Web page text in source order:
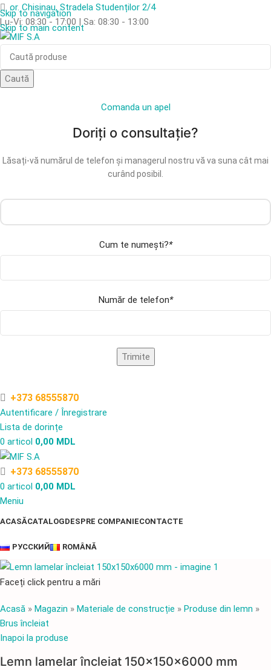
Skip to navigation
Skip to main content
or. Chisinau, Stradela Studenților 2/4
Lu-Vi: 08:30 - 17:00 | Sa: 08:30 - 13:00
Caută
Сomanda un apel
Doriți o consultație?
Lăsați-vă numărul de telefon și managerul nostru vă va suna cât mai
curând posibil.
Cum te numești?*
Număr de telefon*
+373 68555870
Autentificare / Înregistrare
Lista de dorințe
0 articol 0,00 MDL
+373 68555870
0 articol 0,00 MDL
Meniu
ACASĂCATALOGDESPRE COMPANIECONTACTE
РУССКИЙ ROMÂNĂ
Faceți click pentru a mări
Acasă » Magazin » Materiale de construcție » Produse din lemn »
Brus încleiat
Inapoi la produse
Lemn lamelar încleiat 150x150x6000 mm